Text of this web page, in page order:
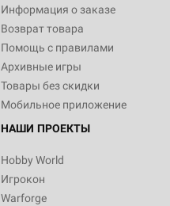
Информация о заказе
Возврат товара
Помощь с правилами
Архивные игры
Товары без скидки
Мобильное приложение
НАШИ ПРОЕКТЫ
Hobby World
Игрокон
Warforge